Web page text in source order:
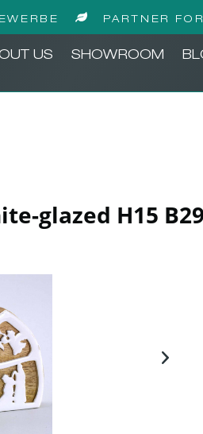
PARTNER
US SHOWROOM
glazed H15